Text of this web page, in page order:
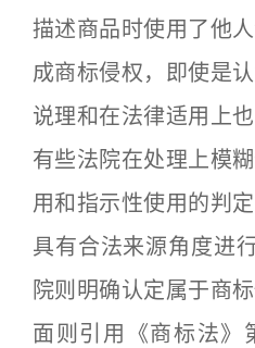
描述商品时使用了他
成商标侵权，即使是
说理和在法律适用上
有些法院在处理上模
用和指示性使用的判
具有合法来源角度进
院则明确认定属于商
面则引用《商标法》